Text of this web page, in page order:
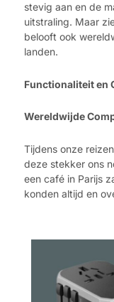
stevig aan en de
uitstraling. Maar
belooft ook
landen.
Functionaliteit en
Wereldwijde
Tijdens onze
deze stekker ons
een café in Parijs
konden altijd en